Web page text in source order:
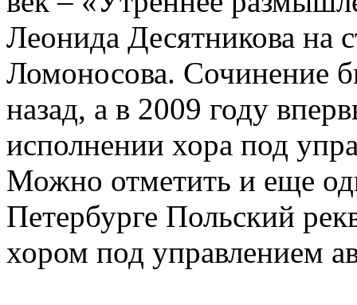
Леонида Десятникова на
Ломоносова. Сочинение
назад, а в 2009 году
исполнении хора под
Можно отметить и еще
Петербурге Польский
хором под управлением